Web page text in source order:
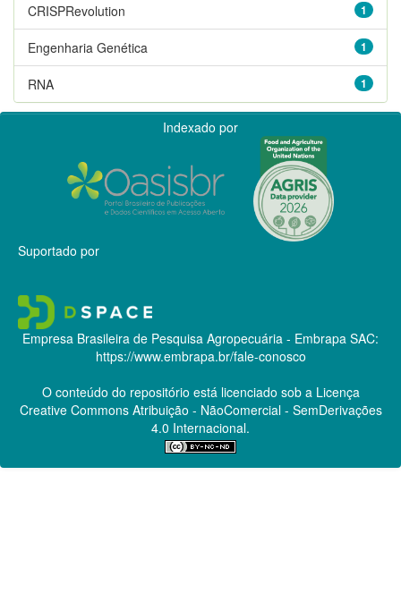
1
CRISPRevolution
1
Engenharia Genética
1
RNA
Indexado por
Suportado por
Empresa Brasileira de Pesquisa Agropecuária - Embrapa SAC:
https://www.embrapa.br/fale-conosco
O conteúdo do repositório está licenciado sob a Licença
Creative CommonsAtribuição - NãoComercial - SemDerivações
4.0 Internacional.